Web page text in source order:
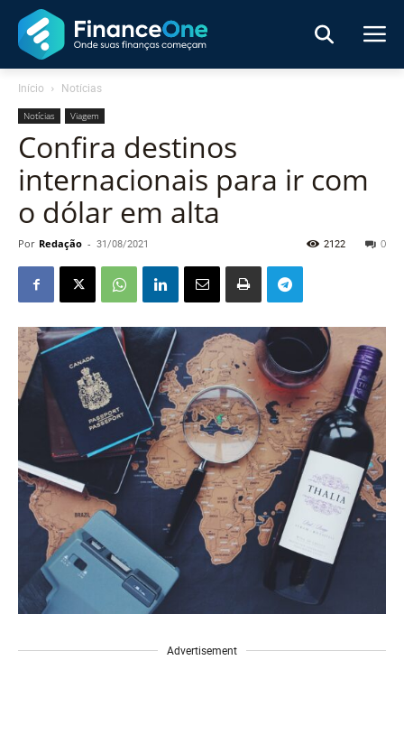
Início Notícias
Notícias Viagem
Confira destinos
internacionais para ir com
o dólar em alta
Por Redação - 31/08/2021 0
2122
Advertisement